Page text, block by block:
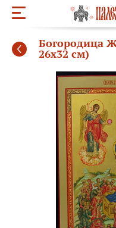
Богородица
26х32 см)